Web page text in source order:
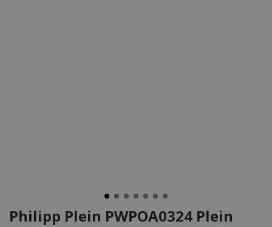
Philipp Plein PWPOA0324 Plein